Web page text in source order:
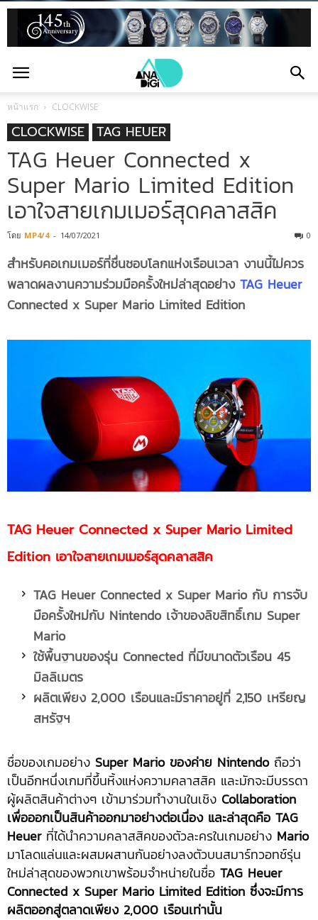
หน้าแรก CLOCKWISE
CLOCKWISE TAG HEUER
TAG Heuer Connected x
Super Mario Limited Edition
เอาใจสายเกมเมอร์สุดคลาสสิค
โดย MP4/4 - 14/07/2021 0
สำหรับคอเกมเมอร์ที่ชื่นชอบโลกแห่งเรือนเวลา งานนี้ไม่ควร
พลาดผลงานความร่วมมือครั้งใหม่ล่าสุดอย่าง TAG Heuer
Connected x Super Mario Limited Edition
TAG Heuer Connected x Super Mario Limited
Edition เอาใจสายเกมเมอร์สุดคลาสสิค
TAG Heuer Connected x Super Mario กับ การจับ
มือครั้งใหม่กับ Nintendo เจ้าของลิขสิทธิ์เกม Super
Mario
ใช้พื้นฐานของรุ่น Connected ที่มีขนาดตัวเรือน 45
มิลลิเมตร
ผลิตเพียง 2,000 เรือนและมีราคาอยู่ที่ 2,150 เหรียญ
สหรัฐฯ
ชื่อของเกมอย่าง Super Mario ของค่าย Nintendoถือว่า
เป็นอีกหนึ่งเกมที่ขึ้นหิ้งแห่งความคลาสสิค และมักจะมีบรรดา
ผู้ผลิตสินค้าต่างๆ เข้ามาร่วมทำงานในเชิง Collaboration
เพื่อออกเป็นสินค้าออกมาอย่างต่อเนื่อง และล่าสุดคือ TAG
Heuerที่ได้นำความคลาสสิคของตัวละครในเกมอย่าง Mario
มาโลดแล่นและผสมผสานกันอย่างลงตัวบนสมาร์ทวอทช์รุ่น
ใหม่ล่าสุดของพวกเขาพร้อมจำหน่ายในชื่อ TAG Heuer
Connected x Super Mario Limited Edition ซึ่งจะมีการ
ผลิตออกสู่ตลาดเพียง 2,000 เรือนเท่านั้น